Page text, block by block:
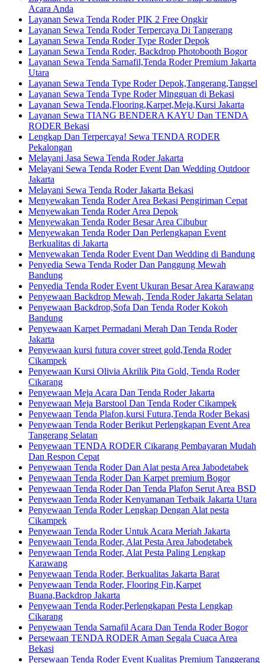
Acara Anda
Layanan Sewa Tenda Roder PIK 2 Free Ongkir
Layanan Sewa Tenda Roder Terpercaya Di Tangerang
Layanan Sewa Tenda Roder Type Roder Depok
Layanan Sewa Tenda Roder, Backdrop Photobooth Bogor
Layanan Sewa Tenda Sarnafil,Tenda Roder Premium Jakarta
Utara
Layanan Sewa Tenda Type Roder Depok,Tangerang,Tangsel
Layanan Sewa Tenda Type Roder Mingguan di Bekasi
Layanan Sewa Tenda,Flooring,Karpet,Meja,Kursi Jakarta
Layanan Sewa TIANG BENDERA KAYU Dan TENDA
RODER Bekasi
Lengkap Dan Terpercaya! Sewa TENDA RODER
Pekalongan
Melayani Jasa Sewa Tenda Roder Jakarta
Melayani Sewa Tenda Roder Event Dan Wedding Outdoor
Jakarta
Melayani Sewa Tenda Roder Jakarta Bekasi
Menyewakan Tenda Roder Area Bekasi Pengiriman Cepat
Menyewakan Tenda Roder Area Depok
Menyewakan Tenda Roder Besar Area Cibubur
Menyewakan Tenda Roder Dan Perlengkapan Event
Berkualitas di Jakarta
Menyewakan Tenda Roder Event Dan Wedding di Bandung
Penyedia Sewa Tenda Roder Dan Panggung Mewah
Bandung
Penyedia Tenda Roder Event Ukuran Besar Area Karawang
Penyewaan Backdrop Mewah, Tenda Roder Jakarta Selatan
Penyewaan Backdrop,Sofa Dan Tenda Roder Kokoh
Bandung
Penyewaan Karpet Permadani Merah Dan Tenda Roder
Jakarta
Penyewaan kursi futura cover street gold,Tenda Roder
Cikampek
Penyewaan Kursi Olivia Akrilik Pita Gold, Tenda Roder
Cikarang
Penyewaan Meja Acara Dan Tenda Roder Jakarta
Penyewaan Meja Barstool Dan Tenda Roder Cikampek
Penyewaan Tenda Plafon,kursi Futura,Tenda Roder Bekasi
Penyewaan Tenda Roder Berikut Perlengkapan Event Area
Tangerang Selatan
Penyewaan TENDA RODER Cikarang Pembayaran Mudah
Dan Respon Cepat
Penyewaan Tenda Roder Dan Alat pesta Area Jabodetabek
Penyewaan Tenda Roder Dan Karpet premium Bogor
Penyewaan Tenda Roder Dan Tenda Plafon Serut Area BSD
Penyewaan Tenda Roder Kenyamanan Terbaik Jakarta Utara
Penyewaan Tenda Roder Lengkap Dengan Alat pesta
Cikampek
Penyewaan Tenda Roder Untuk Acara Meriah Jakarta
Penyewaan Tenda Roder, Alat Pesta Area Jabodetabek
Penyewaan Tenda Roder, Alat Pesta Paling Lengkap
Karawang
Penyewaan Tenda Roder, Berkualitas Jakarta Barat
Penyewaan Tenda Roder, Flooring Fin,Karpet
Buana,Backdrop Jakarta
Penyewaan Tenda Roder,Perlengkapan Pesta Lengkap
Cikarang
Penyewaan Tenda Sarnafil Acara Dan Tenda Roder Bogor
Persewaan TENDA RODER Aman Segala Cuaca Area
Bekasi
Persewaan Tenda Roder Event Kualitas Premium Tanggerang